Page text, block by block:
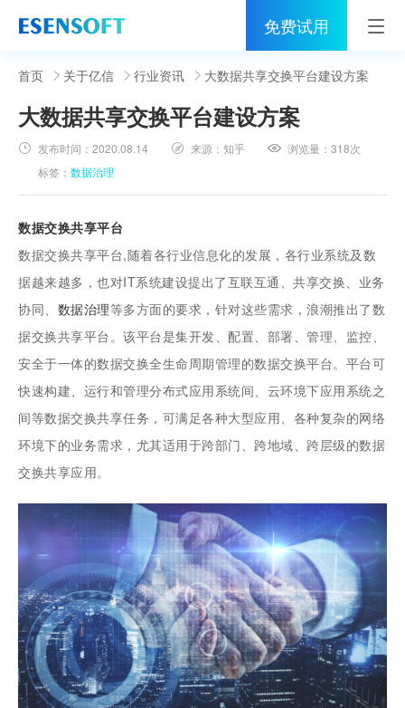
免费试用
首页
睿治
解决方案
伙伴
服务
社区
关于亿信
400-0011-866
首页 关于亿信 行业资讯 大数据共享交换平台建设方案
大数据共享交换平台建设方案
发布时间：2020.08.14 来源：知乎 浏览量：318次
标签：数据治理
数据交换共享平台
数据交换共享平台,随着各行业信息化的发展，各行业系统及数
据越来越多，也对IT系统建设提出了互联互通、共享交换、业务
协同、 数据治理等多方面的要求，针对这些需求，浪潮推出了数
据交换共享平台。该平台是集开发、配置、部署、管理、监控、
安全于一体的数据交换全生命周期管理的数据交换平台。平台可
快速构建、运行和管理分布式应用系统间、云环境下应用系统之
间等数据交换共享任务，可满足各种大型应用、各种复杂的网络
环境下的业务需求，尤其适用于跨部门、跨地域、跨层级的数据
交换共享应用。